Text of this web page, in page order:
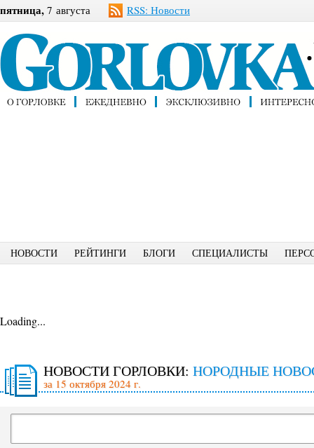
пятница, 7 августа RSS: Новости
НОВОСТИ РЕЙТИНГИ БЛОГИ СПЕЦИАЛИСТЫ
Loading...
НОВОСТИ ГОРЛОВКИ: НОРОДНЫЕ
за 15 октября 2024 г.